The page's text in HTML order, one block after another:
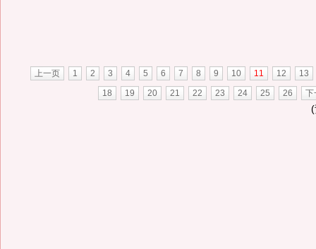
上一页 1 2 3 4 5 6 7 8 9 10 11 12
13
18
19 20 21 22 23 24 25 26 下